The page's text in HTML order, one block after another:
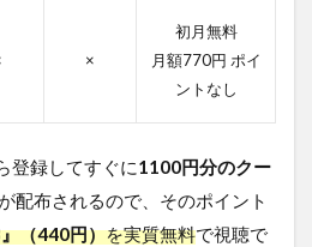
×
初月無料
月額770円 ポイ
ントなし
登録してすぐに1100円分のクー
が配布されるので、そのポイント
（440円）を実質無料で視聴で